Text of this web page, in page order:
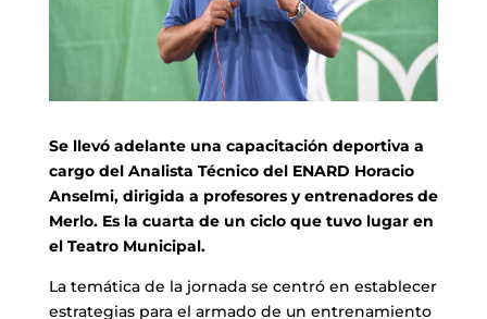
Se llevó adelante una capacitación deportiva a
cargo del Analista Técnico del ENARD Horacio
Anselmi, dirigida a profesores y entrenadores de
Merlo. Es la cuarta de un ciclo que tuvo lugar en
el Teatro Municipal.
La temática de la jornada se centró en establecer
estrategias para el armado de un entrenamiento